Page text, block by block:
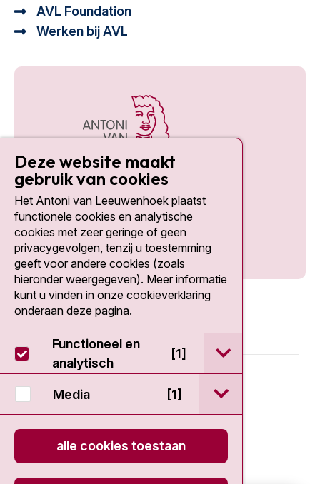
AVL Foundation
Werken bij AVL
Social media
© 2026 - Antoni van Leeuwenhoek
Privacy statement
Deze website maakt
gebruik van cookies
Het Antoni van Leeuwenhoek plaatst
functionele cookies en analytische
cookies met zeer geringe of geen
privacygevolgen, tenzij u toestemming
geeft voor andere cookies (zoals
hieronder weergegeven). Meer informatie
kunt u vinden in onze cookieverklaring
onderaan deze pagina.
Functioneel en
analytisch
[1] open / sluit
Media [1] open / sluit
alle cookies toestaan